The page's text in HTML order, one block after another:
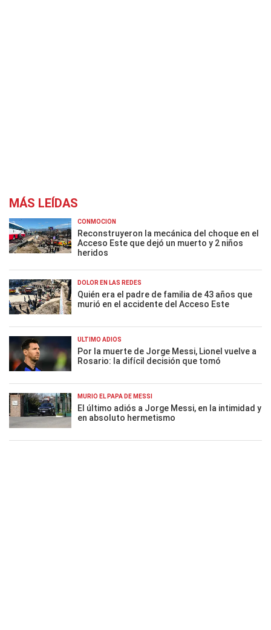
MÁS LEÍDAS
CONMOCIÓN
Reconstruyeron la mecánica del choque en el
Acceso Este que dejó un muerto y 2 niños
heridos
DOLOR EN LAS REDES
Quién era el padre de familia de 43 años que
murió en el accidente del Acceso Este
ÚLTIMO ADIÓS
Por la muerte de Jorge Messi, Lionel vuelve a
Rosario: la difícil decisión que tomó
MURIÓ EL PAPÁ DE MESSI
El último adiós a Jorge Messi, en la intimidad y
en absoluto hermetismo